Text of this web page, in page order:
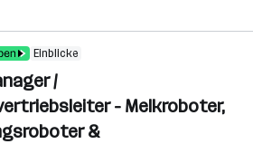
Einblicke
/
- Melkroboter,
&